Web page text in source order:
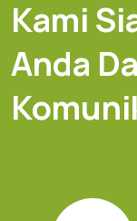
Kami
Anda